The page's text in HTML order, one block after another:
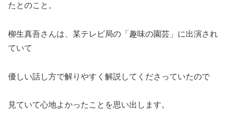
たとのこと。
柳生真吾さんは、某テレビ局の「趣味の園芸」に出演され
ていて
優しい話し方で解りやすく解説してくださっていたので
見ていて心地よかったことを思い出します。